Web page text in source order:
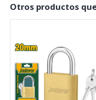
Otros productos